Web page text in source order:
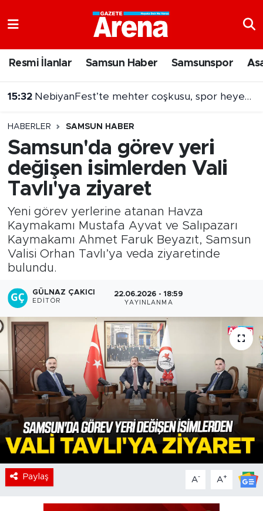
Resmi İlanlar Samsun Haber Samsunspor
15:32 NebiyanFest’te mehter coşkusu, spor heyecanı
HABERLER SAMSUN HABER
Samsun'da görev yeri
değişen isimlerden Vali
Tavlı'ya ziyaret
Yeni görev yerlerine atanan Havza
Kaymakamı Mustafa Ayvat ve Salıpazarı
Kaymakamı Ahmet Faruk Beyazıt, Samsun
Valisi Orhan Tavlı’ya veda ziyaretinde
bulundu.
GÜLNAZ ÇAKICI
EDITÖR
22.06.2026 - 18:59
YAYINLANMA
Paylaş A- A+
Samsun Namaz Vakitleri
Süper Lig Puan Durumu ve Fikstür
Tüm Manşetler
Son Dakika Haberleri
Haber Arşivi